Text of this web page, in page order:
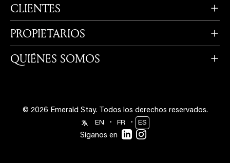
CLIENTES
PROPIETARIOS
QUIÉNES SOMOS
© 2026 Emerald Stay. Todos los derechos reservados.
EN ・ FR ・ ES
Síganos en